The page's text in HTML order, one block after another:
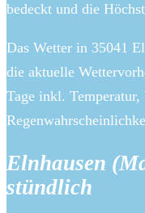
bedeckt und die
Das Wetter in 35041
die aktuelle
Tage inkl. Temperatur,
Elnhausen
stündlich